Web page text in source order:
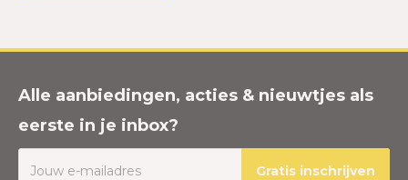
Alle aanbiedingen, acties & nieuwtjes als
eerste in je inbox?
Gratis inschrijven